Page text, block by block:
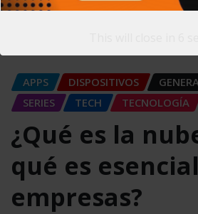
APPS DISPOSITIVOS
SERIES
TECH TECNOLOGÍA
¿Qué es la
qué es
empresas?